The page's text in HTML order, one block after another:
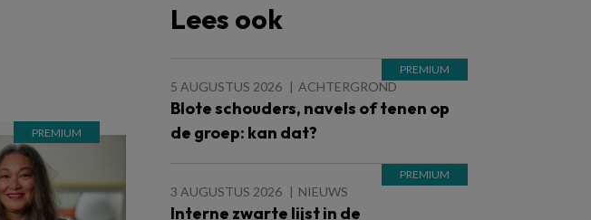
Lees ook
5 AUGUSTUS 2026 ACHTERGROND
Blote schouders, navels of tenen op
de groep: kan dat?
3 AUGUSTUS 2026 NIEUWS
Interne zwarte lijst in de